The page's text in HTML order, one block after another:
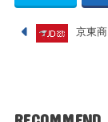
京東